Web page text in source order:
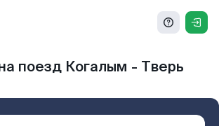
поезд Когалым - Тверь